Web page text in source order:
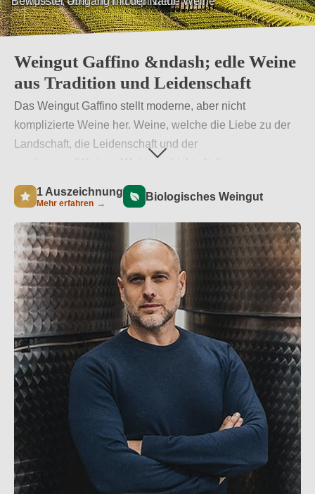
Weingut Gaffino &ndash; edle Weine
aus Tradition und Leidenschaft
Das Weingut Gaffino stellt moderne, aber nicht
komplizierte Weine her. Weine, welche die Liebe zu der
Landschaft, die Leidenschaft und der
zweitausendjährigen Weingeschichte Italiens
um höchste Qualität zu gewährleisten. Die Passion für
Weine, der bewusste Umgang mit dem Weinberg und
seinen Früchten und die Nähe zu Rom geben den
Weinen des Weingut Gaffino ihren unvergleichlichen
Geschmack.Weiterlesen→
1 Auszeichnung
Mehr erfahren →
Biologisches Weingut